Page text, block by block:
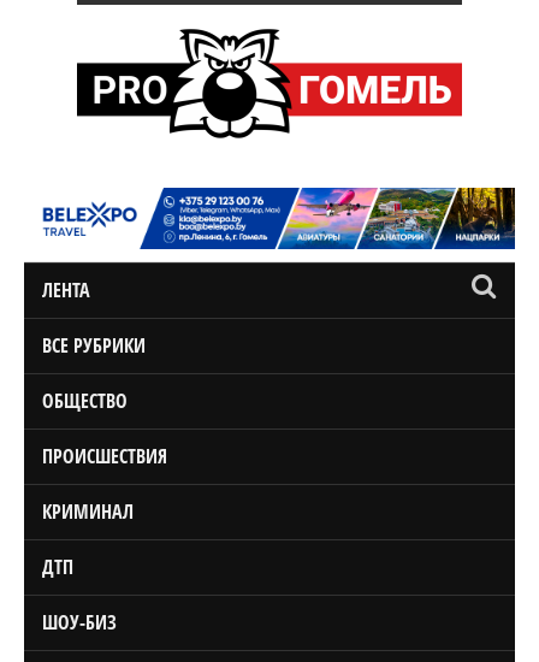
ЛЕНТА
ВСЕ РУБРИКИ
ОБЩЕСТВО
ПРОИСШЕСТВИЯ
КРИМИНАЛ
ДТП
ШОУ-БИЗ